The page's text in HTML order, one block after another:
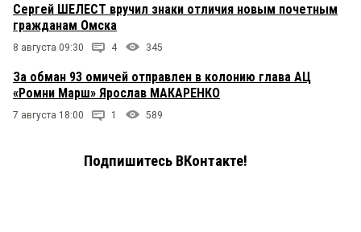
Сергей ШЕЛЕСТ вручил знаки отличия новым почетным
гражданам Омска
8 августа 09:30 4 345
За обман 93 омичей отправлен в колонию глава АЦ
«Ромни Марш» Ярослав МАКАРЕНКО
7 августа 18:00 1 589
Подпишитесь ВКонтакте!